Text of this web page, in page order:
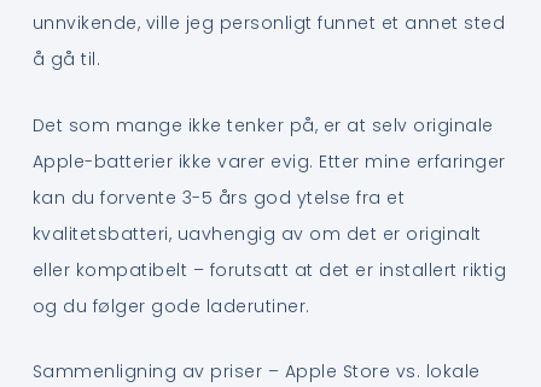
unnvikende, ville jeg personligt funnet et annet sted
å gå til.
Det som mange ikke tenker på, er at selv originale
Apple-batterier ikke varer evig. Etter mine erfaringer
kan du forvente 3-5 års god ytelse fra et
kvalitetsbatteri, uavhengig av om det er originalt
eller kompatibelt – forutsatt at det er installert riktig
og du følger gode laderutiner.
Sammenligning av priser – Apple Store vs. lokale